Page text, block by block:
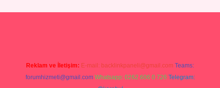
Reklam ve İletişim: E-mail: backlinkpaneli@gmail.com Teams:
forumhizmeti@gmail.com Whatsapp: 0262 606 0 726 Telegram: